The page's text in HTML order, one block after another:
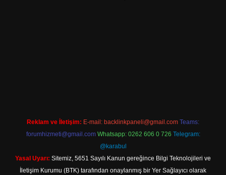
Reklam ve İletişim: E-mail: backlinkpaneli@gmail.com Teams:
forumhizmeti@gmail.com Whatsapp: 0262 606 0 726 Telegram:
@karabul
Yasal Uyarı: Sitemiz, 5651 Sayılı Kanun gereğince Bilgi Teknolojileri ve
İletişim Kurumu (BTK) tarafından onaylanmış bir Yer Sağlayıcı olarak